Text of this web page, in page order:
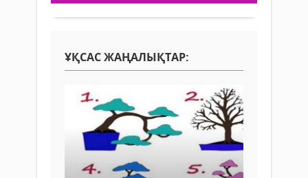
ҰҚСАС ЖАҢАЛЫҚТАР: